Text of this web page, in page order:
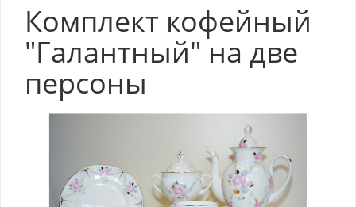
Комплект кофейный
"Галантный" на две
персоны